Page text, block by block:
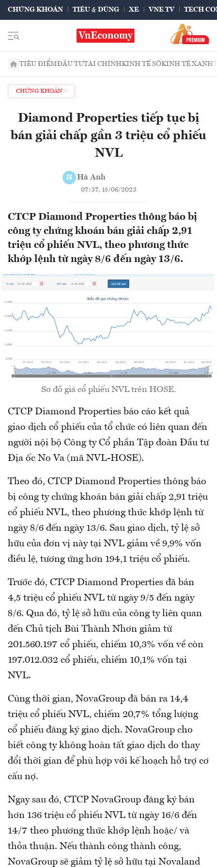
CHỨNG KHOÁN TIÊU & DÙNG XE VNE TV TECH
TIÊU ĐIỂMĐẦU TƯTÀI CHÍNHKINH TẾ SỐKINH TẾ XANH
CHỨNG KHOÁN
Diamond Properties tiếp tục bị
bán giải chấp gần 3 triệu cổ phiếu
NVL
H Hà Anh
07:37, 15/06/2023
CTCP Diamond Properties thông báo bị
công ty chứng khoán bán giải chấp 2,91
triệu cổ phiếu NVL, theo phương thức
khớp lệnh từ ngày 8/6 đến ngày 13/6.
Sơ đồ giá cổ phiếu NVL trên HOSE.
CTCP Diamond Properties báo cáo kết quả
giao dịch cổ phiếu của tổ chức có liên quan đến
người nội bộ Công ty Cổ phần Tập đoàn Đầu tư
Địa ốc No Va (mã NVL-HOSE).
Theo đó, CTCP Diamond Properties thông báo
bị công ty chứng khoán bán giải chấp 2,91 triệu
cổ phiếu NVL, theo phương thức khớp lệnh từ
ngày 8/6 đến ngày 13/6. Sau giao dịch, tỷ lệ sở
hữu của đơn vị này tại NVL giảm về 9,9% vốn
điều lệ, tương ứng hơn 194,1 triệu cổ phiếu.
Trước đó, CTCP Diamond Properties đã bán
4,5 triệu cổ phiếu NVL từ ngày 9/5 đến ngày
8/6. Qua đó, tỷ lệ sở hữu của công ty liên quan
đến Chủ tịch Bùi Thành Nhơn giảm từ
201.560.197 cổ phiếu, chiếm 10,3% vốn về còn
197.012.032 cổ phiếu, chiếm 10,1% vốn tại
NVL.
Cùng thời gian, NovaGroup đã bán ra 14,4
triệu cổ phiếu NVL, chiếm 20,7% tổng lượng
cổ phiếu đăng ký giao dịch. NovaGroup cho
biết công ty không hoàn tất giao dịch do thay
đổi thời gian để phù hợp với kế hoạch hỗ trợ cơ
cấu nợ.
Ngay sau đó, CTCP NovaGroup đăng ký bán
hơn 136 triệu cổ phiếu NVL từ ngày 16/6 đến
14/7 theo phương thức khớp lệnh hoặc/ và
thỏa thuận. Nếu thành công thành công,
NovaGroup sẽ giảm tỷ lệ sở hữu tại Novaland